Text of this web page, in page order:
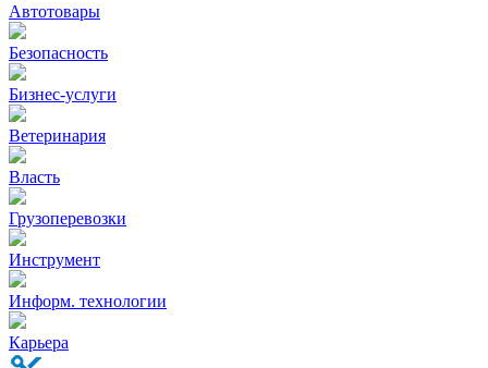
Автотовары
Безопасность
Бизнес-услуги
Ветеринария
Власть
Грузоперевозки
Инструмент
Информ. технологии
Карьера